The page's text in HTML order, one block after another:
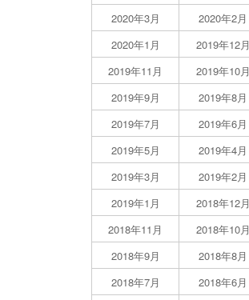
2020年3月
2020年2月
2020年1月
2019年12月
2019年11月
2019年10月
2019年9月
2019年8月
2019年7月
2019年6月
2019年5月
2019年4月
2019年3月
2019年2月
2019年1月
2018年12月
2018年11月
2018年10月
2018年9月
2018年8月
2018年7月
2018年6月